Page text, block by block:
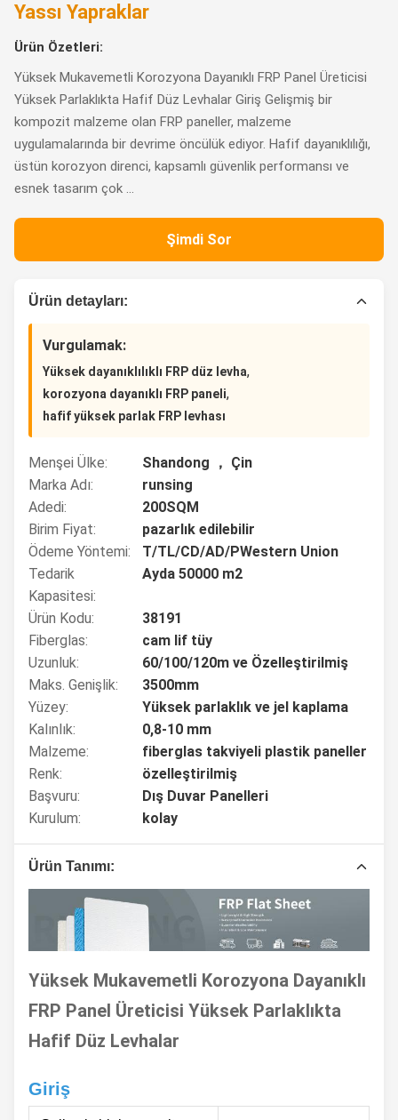
Yassı Yapraklar
Ürün Özetleri:
Yüksek Mukavemetli Korozyona Dayanıklı FRP Panel Üreticisi
Yüksek Parlaklıkta Hafif Düz Levhalar Giriş Gelişmiş bir
kompozit malzeme olan FRP paneller, malzeme
uygulamalarında bir devrime öncülük ediyor. Hafif dayanıklılığı,
üstün korozyon direnci, kapsamlı güvenlik performansı ve
esnek tasarım çok ...
Şimdi Sor
Ürün detayları:
Vurgulamak:
Yüksek dayanıklılıklı FRP düz levha,
korozyona dayanıklı FRP paneli,
hafif yüksek parlak FRP levhası
Menşei Ülke:
Shandong ， Çin
Marka Adı:
runsing
Adedi:
200SQM
Birim Fiyat:
pazarlık edilebilir
Ödeme Yöntemi:
T/TL/CD/AD/PWestern Union
Tedarik
Kapasitesi:
Ayda 50000 m2
Ürün Kodu:
38191
Fiberglas:
cam lif tüy
Uzunluk:
60/100/120m ve Özelleştirilmiş
Maks. Genişlik:
3500mm
Yüzey:
Yüksek parlaklık ve jel kaplama
Kalınlık:
0,8-10 mm
Malzeme:
fiberglas takviyeli plastik paneller
Renk:
özelleştirilmiş
Başvuru:
Dış Duvar Panelleri
Kurulum:
kolay
Ürün Tanımı:
Yüksek Mukavemetli Korozyona Dayanıklı
FRP Panel Üreticisi Yüksek Parlaklıkta
Hafif Düz Levhalar
Giriş